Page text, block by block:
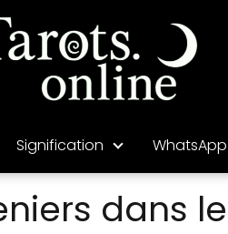
Signification WhatsApp
dans